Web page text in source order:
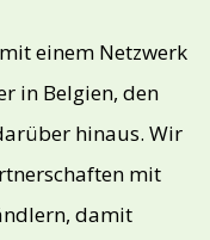
einem Netzwerk
in Belgien, den
hinaus. Wir
mit
damit